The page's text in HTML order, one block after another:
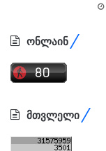
ონლაინ
მთვლელი